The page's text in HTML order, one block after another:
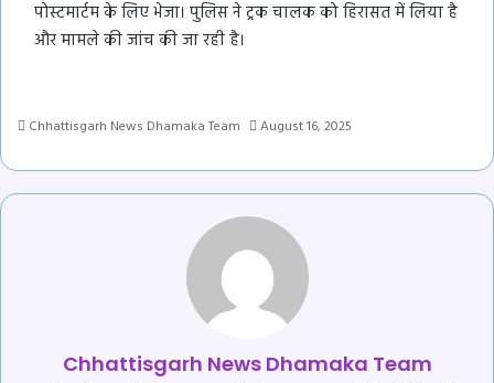
पोस्टमार्टम के लिए भेजा। पुलिस ने ट्रक चालक को हिरासत में लिया है
और मामले की जांच की जा रही है।
Chhattisgarh News Dhamaka Team August 16, 2025
Chhattisgarh News Dhamaka Team